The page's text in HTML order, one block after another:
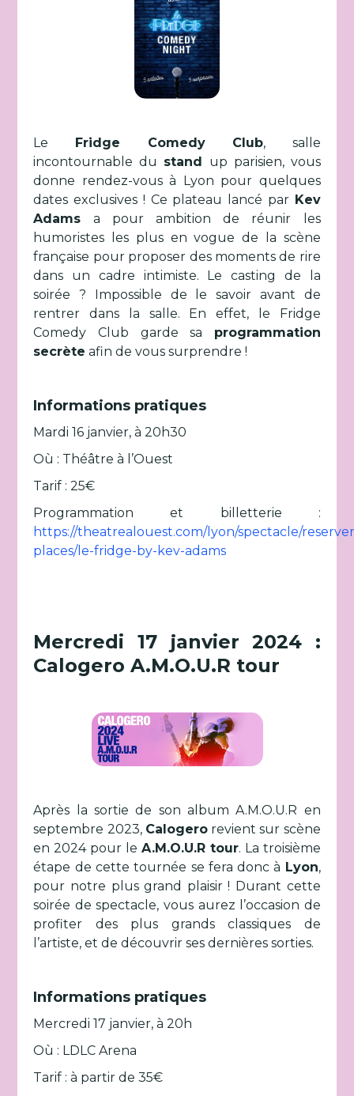
Le Fridge Comedy Club, salle
incontournable du stand up parisien, vous
donne rendez-vous à Lyon pour quelques
dates exclusives ! Ce plateau lancé par Kev
Adams a pour ambition de réunir les
humoristes les plus en vogue de la scène
française pour proposer des moments de rire
dans un cadre intimiste. Le casting de la
soirée ? Impossible de le savoir avant de
rentrer dans la salle. En effet, le Fridge
Comedy Club garde sa programmation
secrète afin de vous surprendre !
Informations pratiques
Mardi 16 janvier, à 20h30
Où : Théâtre à l’Ouest
Tarif : 25€
Programmation et billetterie :
https://theatrealouest.com/lyon/spectacle/
places/le-fridge-by-kev-adams
Mercredi 17 janvier 2024 :
Calogero A.M.O.U.R tour
Après la sortie de son album A.M.O.U.R en
septembre 2023, Calogerorevient sur scène
en 2024 pour le A.M.O.U.R tour. La troisième
étape de cette tournée se fera donc à Lyon,
pour notre plus grand plaisir ! Durant cette
soirée de spectacle, vous aurez l’occasion de
profiter des plus grands classiques de
l’artiste, et de découvrir ses dernières sorties.
Informations pratiques
Mercredi 17 janvier, à 20h
Où : LDLC Arena
Tarif : à partir de 35€